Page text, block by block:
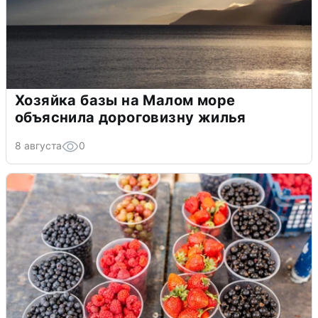
Хозяйка базы на Малом море
объяснила дороговизну жилья
8 августа 0